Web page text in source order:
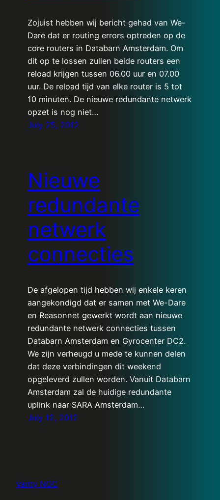
Zojuist hebben wij bericht gehad van We-
Dare dat er routing errors optreden op de
core routers in Databarn Amsterdam. Om
dit op te lossen zullen beide routers een
reload krijgen tussen 06.00 uur en 07.00
uur. De reload tijd van elke router is 5 tot
10 minuten. De nieuwe redundante netwerk
opzet is nog niet…
July 25, 2012
Nieuwe
redundante
netwerk
connecties
De afgelopen tijd hebben wij enkele keren
aangekondigd dat er samen met We-Dare
en Reasonnet gewerkt wordt aan nieuwe
redundante netwerk connecties tussen
Databarn Amsterdam en Gyrocenter DC2.
We zijn verheugd u mede te kunnen delen
dat deze verbindingen dit weekend
opgeleverd zullen worden. Vanuit Databarn
Amsterdam zal de huidige redundante
uplink naar SARA Amsterdam…
July 12, 2012
Varity NOC